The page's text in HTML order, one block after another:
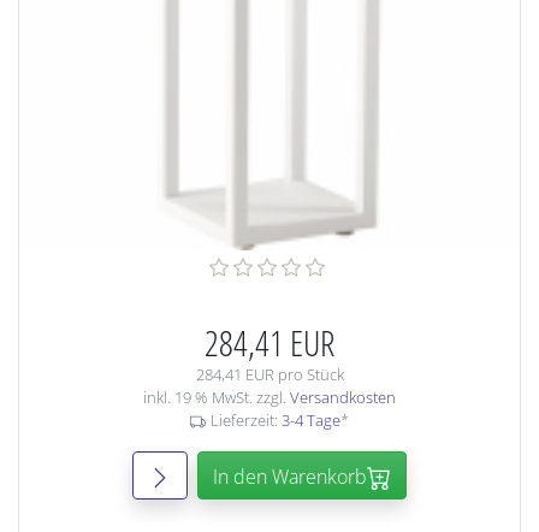
284,41 EUR
284,41 EUR pro Stück
inkl. 19 % MwSt. zzgl. Versandkosten
Lieferzeit: 3-4 Tage*
In den Warenkorb